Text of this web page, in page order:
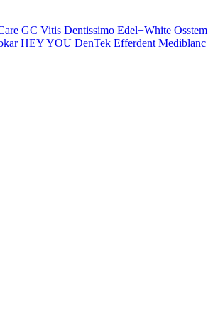
GC Vitis Dentissimo Edel+White Osstem
HEY YOU DenTek Efferdent Mediblanc